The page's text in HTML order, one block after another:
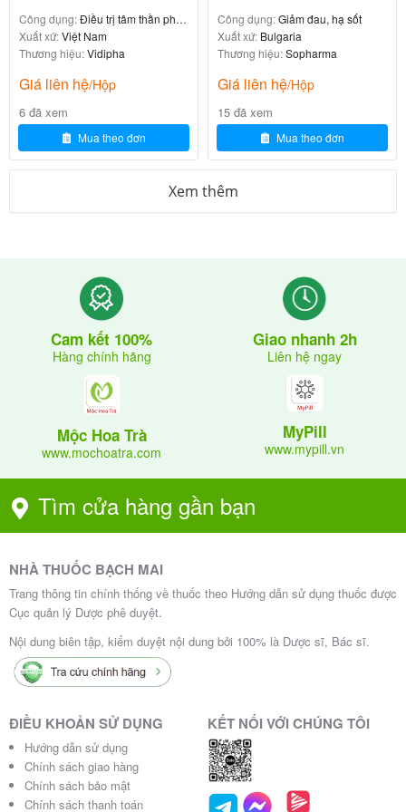
bú
Phụ nữ đang cho con bú: Chỉ dùng thuốc cho phụ nữ
đang cho con bú khi cân nhắc lợi ích của điều trị
nhiều hơn bất kỳ nguy cơ có hại có thể xảy đến cho
trẻ bởi vì chưa có nghiên cứu về mức độ an toàn của
Ảnh hưởng của thuốc tới khả năng lái
xe và vận hành máy móc
Thuốc có thể gây buồn ngủ, ngủ mê và rối loạn vận
động nên không dùng thuốc cho người vận hành máy
móc và lái xe
Quá liều và cách xử trí
Khi dùng thuốc quá liều có thể có các triệu chứng rối
loạn ngoại tháp và rối loạn giấc ngủ
Khi xảy ra quá liều thông báo ngay cho bác sĩ điều trị
và liên hệ với trung tâm y tế gần nhất để xử trí.
Hạn dùng và bảo quản Medi-
levosulpirid 25mg
Bảo quản: Nơi khô ráo, tránh ánh sáng, nhiệt độ dưới
30oC
Hạn dùng: 36 tháng kể từ ngày sản xuất.
Công dụng:Điều trị tâm thần phân
liệt
Xuất xứ:Việt Nam
Thương hiệu:Vidipha
Giá liên hệ/Hộp
6 đã xem
Mua theo đơn
Công dụng:Giảm đau, hạ sốt
Xuất xứ: Bulgaria
Thương hiệu:Sopharma
Giá liên hệ/Hộp
15 đã xem
Mua theo đơn
Xem thêm
Cam kết 100%
Hàng chính hãng
Giao nhanh 2h
Liên hệ ngay
Mộc Hoa Trà
www.mochoatra.com
MyPill
www.mypill.vn
Tìm cửa hàng gần bạn
NHÀ THUỐC BẠCH MAI
Trang thông tin chính thống về thuốc theo Hướng dẫn sử dụng thuốc được
Cục quản lý Dược phê duyệt.
Nội dung biên tập, kiểm duyệt nội dung bởi 100% là Dược sĩ, Bác sĩ.
ĐIỀU KHOẢN SỬ DỤNG
Hướng dẫn sử dụng
Chính sách giao hàng
Chính sách bảo mật
Chính sách thanh toán
KẾT NỐI VỚI CHÚNG TÔI